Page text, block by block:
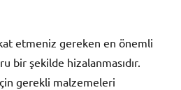
etmeniz gereken en önemli
bir şekilde hizalanmasıdır.
için gerekli malzemeleri